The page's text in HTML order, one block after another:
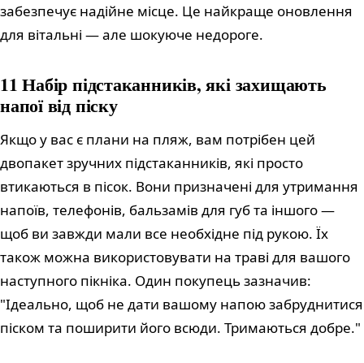
забезпечує надійне місце. Це найкраще оновлення
для вітальні — але шокуюче недороге.
11 Набір підстаканників, які захищають
напої від піску
Якщо у вас є плани на пляж, вам потрібен цей
двопакет зручних підстаканників, які просто
втикаються в пісок. Вони призначені для утримання
напоїв, телефонів, бальзамів для губ та іншого —
щоб ви завжди мали все необхідне під рукою. Їх
також можна використовувати на траві для вашого
наступного пікніка. Один покупець зазначив:
"Ідеально, щоб не дати вашому напою забруднитися
піском та поширити його всюди. Тримаються добре."